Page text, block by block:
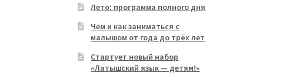
Лето: программа полного дня
Чем и как заниматься с
малышом от года до трёх лет
Стартует новый набор
«Латышский язык — детям!»